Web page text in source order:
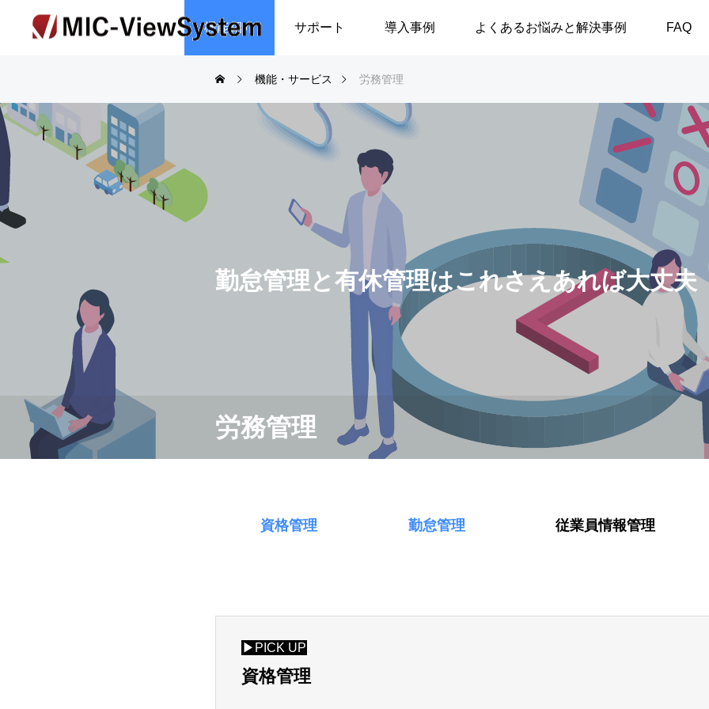
機能紹介 サポート 導入事例 よくあるお悩みと解決事例 FAQ
機能・サービス 労務管理
労務管理
勤怠管理と有休管理はこれさえあれば大丈夫
資格管理 勤怠管理 従業員情報管理
▶PICK UP
資格管理